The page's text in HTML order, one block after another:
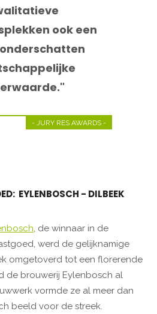
ook een
- JURY RES AWARDS -
EYLENBOSCH - DILBEEK
, de winnaar in de
werd de gelijknamige
omgetoverd tot een florerende
de brouwerij Eylenbosch al
vormde ze al meer dan
beeld voor de streek.